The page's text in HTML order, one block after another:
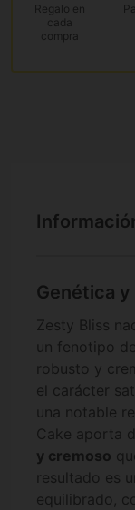
Regalo en
cada
compra
Genética
Zesty Bliss
un fenotipo de
robusto y
el carácter
una notable
Cake aporta
y cremoso
resultado es
equilibrado,